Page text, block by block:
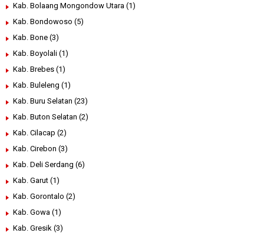
Kab. Bolaang Mongondow Utara (1)
Kab. Bondowoso (5)
Kab. Bone (3)
Kab. Boyolali (1)
Kab. Brebes (1)
Kab. Buleleng (1)
Kab. Buru Selatan (23)
Kab. Buton Selatan (2)
Kab. Cilacap (2)
Kab. Cirebon (3)
Kab. Deli Serdang (6)
Kab. Garut (1)
Kab. Gorontalo (2)
Kab. Gowa (1)
Kab. Gresik (3)